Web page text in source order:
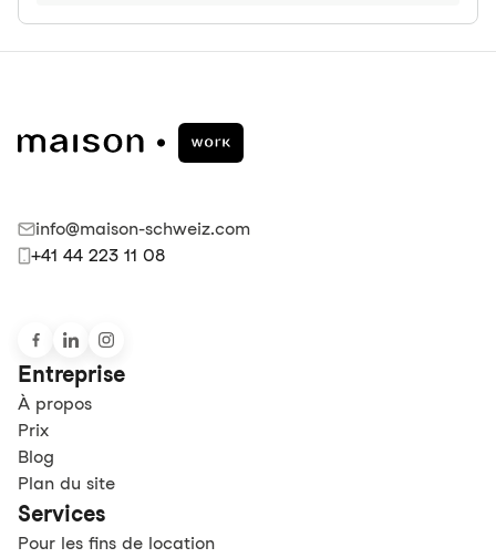
info@maison-schweiz.com
+41 44 223 11 08
Entreprise
À propos
Prix
Blog
Plan du site
Services
Pour les fins de location